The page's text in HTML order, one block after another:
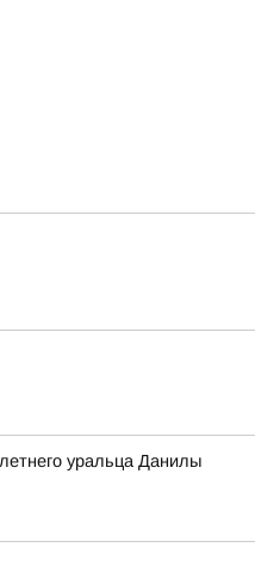
уральца Данилы